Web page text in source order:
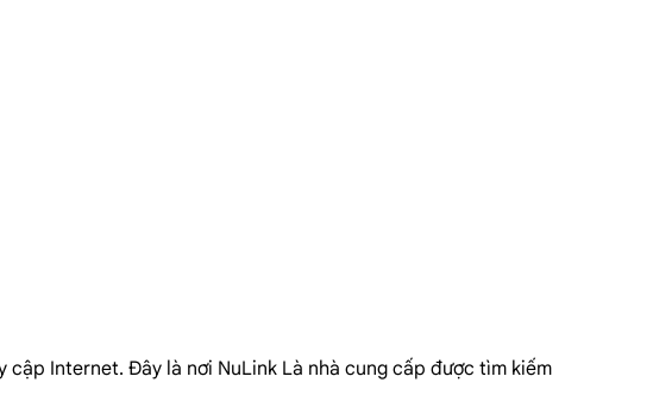
Internet. Đây là nơi NuLink Là nhà cung cấp được tìm kiếm